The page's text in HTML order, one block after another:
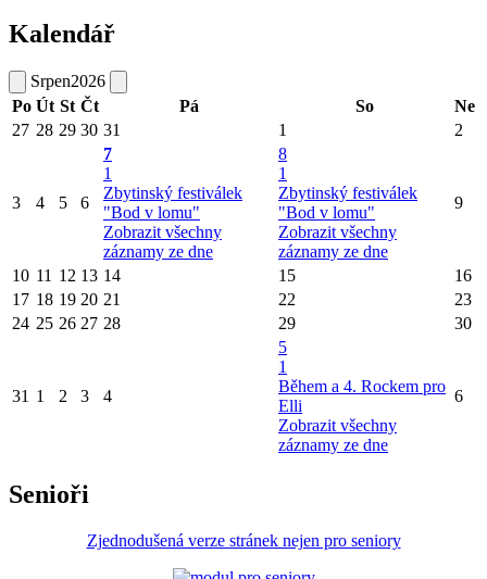
Kalendář
Srpen2026
Po Út St Čt Pá So
Ne
27 28 29 30 31 1 2
3 4 5 6
7
1
Zbytinský festiválek
"Bod v lomu"
Zobrazit všechny
záznamy ze dne
8
1
Zbytinský festiválek
"Bod v lomu"
Zobrazit všechny
záznamy ze dne
9
10 11 12 13 14 15
16
17 18 19 20 21 22
23
24 25 26 27 28 29 30
31 1 2 3 4
5
1
Během a 4. Rockem pro
Elli
Zobrazit všechny
záznamy ze dne
6
Senioři
Zjednodušená verze stránek nejen pro seniory